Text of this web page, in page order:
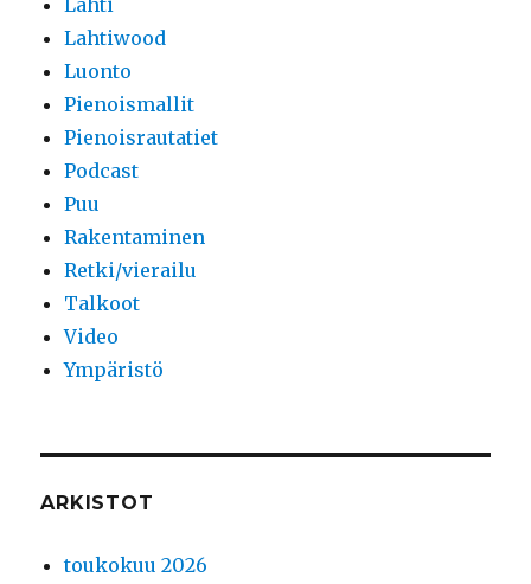
Lahtiwood
Luonto
Pienoismallit
Pienoisrautatiet
Podcast
Puu
Rakentaminen
Retki/vierailu
Talkoot
Video
Ympäristö
ARKISTOT
toukokuu 2026